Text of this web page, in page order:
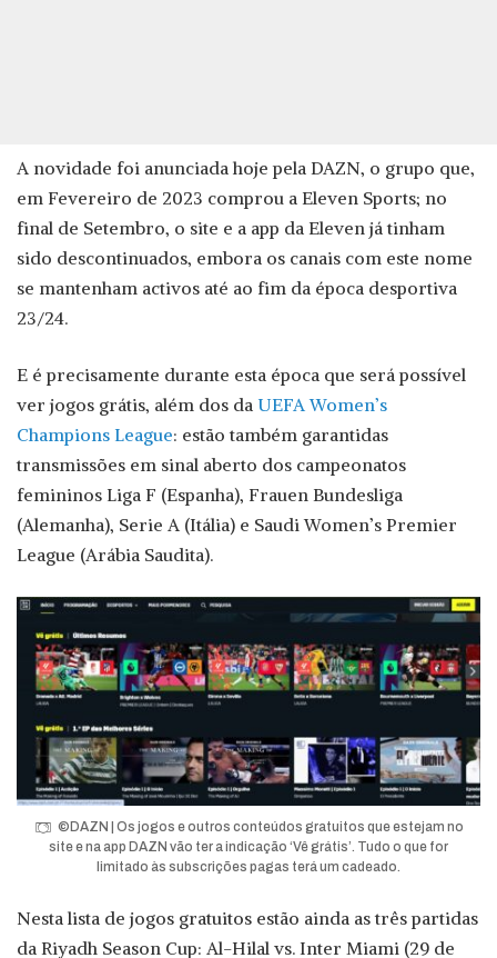
A novidade foi anunciada hoje pela DAZN, o grupo que,
em Fevereiro de 2023 comprou a Eleven Sports; no
final de Setembro, o site e a app da Eleven já tinham
sido descontinuados, embora os canais com este nome
se mantenham activos até ao fim da época desportiva
23/24.
E é precisamente durante esta época que será possível
ver jogos grátis, além dos da UEFA Women’s
Champions League: estão também garantidas
transmissões em sinal aberto dos campeonatos
femininos Liga F (Espanha), Frauen Bundesliga
(Alemanha), Serie A (Itália) e Saudi Women’s Premier
League (Arábia Saudita).
©DAZN | Os jogos e outros conteúdos gratuitos que estejam no
site e na app DAZN vão ter a indicação ‘Vê grátis’. Tudo o que for
limitado às subscrições pagas terá um cadeado.
Nesta lista de jogos gratuitos estão ainda as três partidas
da Riyadh Season Cup: Al-Hilal vs. Inter Miami (29 de